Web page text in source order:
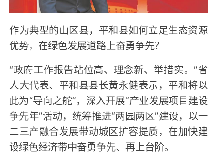
作为典型的山区县，平和县如何立足生态资源
优势，在绿色发展道路上奋勇争先？
“政府工作报告站位高、理念新、举措实。”省
人大代表、平和县县长黄永健表示，平和将以
此为“导向之舵”，深入开展“产业发展项目建设
争先年”活动，统筹推进“两园两区”建设，以一
二三产融合发展带动城区扩容提质，在加快建
设绿色经济带中奋勇争先、再上台阶。